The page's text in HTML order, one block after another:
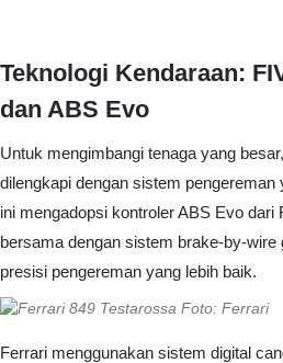
Teknologi Kendaraan:
dan ABS Evo
Untuk mengimbangi tenaga yang
dilengkapi dengan sistem pengereman
ini mengadopsi kontroler ABS Evo dari
bersama dengan sistem brake-by-wire
presisi pengereman yang lebih baik.
Foto: Ferrari
Ferrari menggunakan sistem digital